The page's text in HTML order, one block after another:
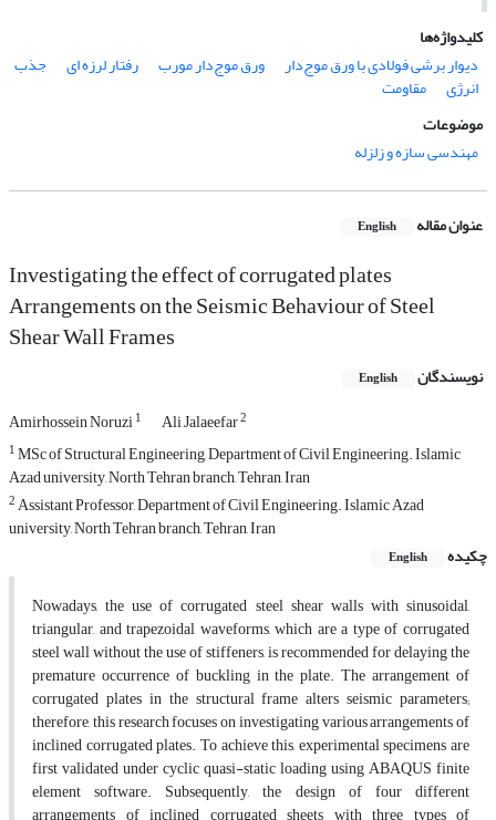
کلیدواژه‌ها
دیوار برشی فولادی با ورق موج‌دار
ورق موج‌دار مورب رفتار لرزه ای جذب
انرژی
مقاومت
موضوعات
مهندسی سازه و زلزله
عنوان مقاله English
Investigating the effect of corrugated plates
Arrangements on the Seismic Behaviour of Steel
Shear Wall Frames
نویسندگان English
Amirhossein Noruzi1 Ali Jalaeefar2
1MSc of Structural Engineering, Department of Civil Engineering. Islamic
Azad university, North Tehran branch, Tehran, Iran
2Assistant Professor, Department of Civil Engineering. Islamic Azad
university, North Tehran branch, Tehran, Iran
چکیده
English
Nowadays, the use of corrugated steel shear walls with sinusoidal,
triangular, and trapezoidal waveforms, which are a type of corrugated
steel wall without the use of stiffeners, is recommended for delaying the
premature occurrence of buckling in the plate. The arrangement of
corrugated plates in the structural frame alters seismic parameters;
therefore, this research focuses on investigating various arrangements of
inclined corrugated plates. To achieve this, experimental specimens are
first validated under cyclic quasi-static loading using ABAQUS finite
element software. Subsequently, the design of four different